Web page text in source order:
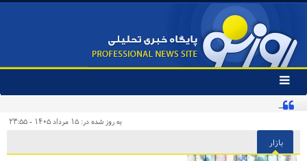
تغییر
وضعیت
منوی
ها
به روز شده در: ۱۵ مرداد ۱۴۰۵ - ۲۳:۵۵
بازار